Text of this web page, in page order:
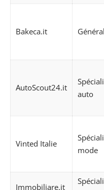
Bakeca.it
AutoScout24.it
auto
Vinted Italie
mode
Immobiliare.it